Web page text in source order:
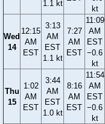
1.1 kt
kt
Wed
14
12:15
AM
EST
3:13
AM
EST
1.1 kt
7:27
AM
EST
11:09
AM
EST
−0.6
kt
Thu
15
1:02
AM
EST
3:44
AM
EST
1.0 kt
8:16
AM
EST
11:54
AM
EST
−0.6
kt